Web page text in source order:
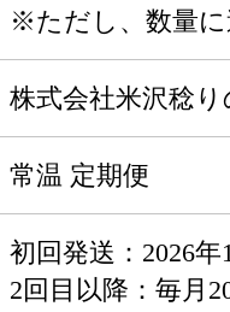
※ただし、数量に
株式会社米沢稔り
常温 定期便
初回発送：2026
2回目以降：毎月